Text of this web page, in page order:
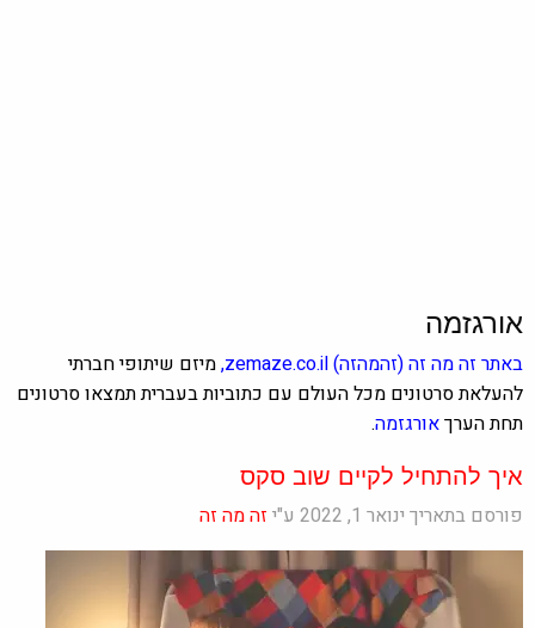
אורגזמה
באתרזה מה זה(זהמהזה)zemaze.co.il
,מיזם שיתופי חברתי
להעלאת סרטונים מכל העולם עם כתוביות בעברית תמצאו סרטונים
תחת הערךאורגזמה.
איך להתחיל לקיים שוב סקס
פורסם בתאריך ינואר 1, 2022 ע"י זה מה זה